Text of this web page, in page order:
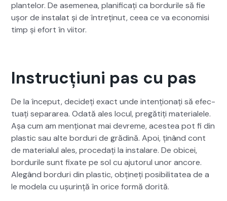
plantelor. De aseme­nea, plan­i­fi­cați ca bor­durile să fie
ușor de insta­lat și de întrețin­ut, ceea ce va economisi
timp și efort în viitor.
Instrucțiuni pas cu pas
De la început, decideți exact unde intențion­ați să efec­
tu­ați sep­a­rarea. Odată ales locul, pregătiți mate­ri­alele.
Așa cum am mențion­at mai devreme, aces­tea pot fi din
plas­tic sau alte bor­duri de grăd­ină. Apoi, ținând cont
de mate­ri­alul ales, pro­cedați la insta­lare. De obi­cei,
bor­durile sunt fix­ate pe sol cu aju­torul unor ancore.
Alegând bor­duri din plas­tic, obțineți posi­bil­i­tatea de a
le mod­ela cu ușur­ință în orice for­mă dorită.